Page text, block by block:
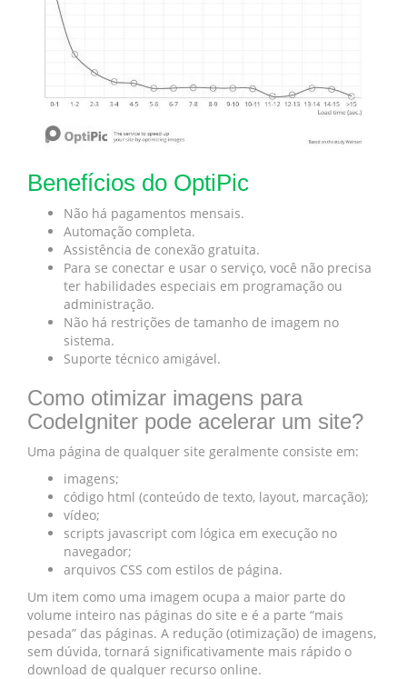
Benefícios do OptiPic
Não há pagamentos mensais.
Automação completa.
Assistência de conexão gratuita.
Para se conectar e usar o serviço, você não precisa
ter habilidades especiais em programação ou
administração.
Não há restrições de tamanho de imagem no
sistema.
Suporte técnico amigável.
Como otimizar imagens para
CodeIgniter pode acelerar um site?
Uma página de qualquer site geralmente consiste em:
imagens;
código html (conteúdo de texto, layout, marcação);
vídeo;
scripts javascript com lógica em execução no
navegador;
arquivos CSS com estilos de página.
Um item como uma imagem ocupa a maior parte do
volume inteiro nas páginas do site e é a parte “mais
pesada” das páginas. A redução (otimização) de imagens,
sem dúvida, tornará significativamente mais rápido o
download de qualquer recurso online.